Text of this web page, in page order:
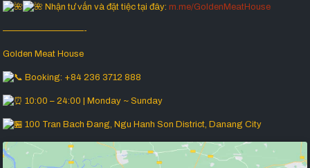
Nhận tư vấn và đặt tiệc tại đây:m.me/GoldenMeatHouse
—————————-
Golden Meat House
Booking: +84 236 3712 888
10:00 – 24:00 | Monday ~ Sunday
100 Tran Bach Đang, Ngu Hanh Son District, Danang City